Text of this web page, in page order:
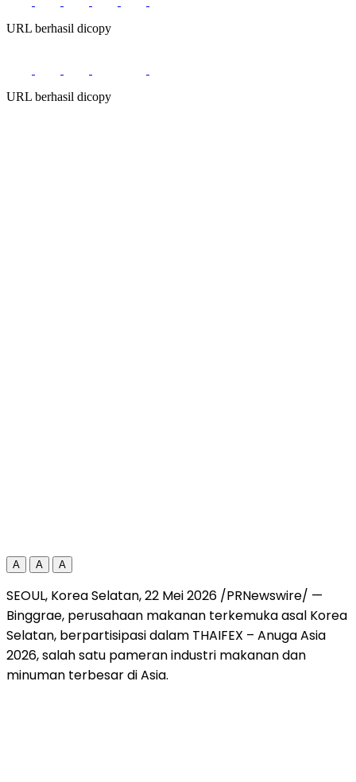
URL berhasil dicopy
URL berhasil dicopy
A A A
SEOUL, Korea Selatan,22 Mei 2026 /PRNewswire/ —
Binggrae, perusahaan makanan terkemuka asal Korea
Selatan, berpartisipasi dalam THAIFEX – Anuga Asia
2026, salah satu pameran industri makanan dan
minuman terbesar di Asia.